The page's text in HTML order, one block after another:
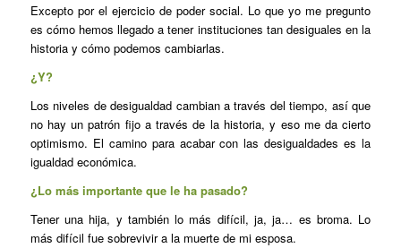
Excepto por el ejercicio de poder social. Lo que yo me pregunto
es cómo hemos llegado a tener instituciones tan desiguales en la
historia y cómo podemos cambiarlas.
¿Y?
Los niveles de desigualdad cambian a través del tiempo, así que
no hay un patrón fijo a través de la historia, y eso me da cierto
optimismo. El camino para acabar con las desigualdades es la
igualdad económica.
¿Lo más importante que le ha pasado?
Tener una hija, y también lo más difícil, ja, ja… es broma. Lo
más difícil fue sobrevivir a la muerte de mi esposa.